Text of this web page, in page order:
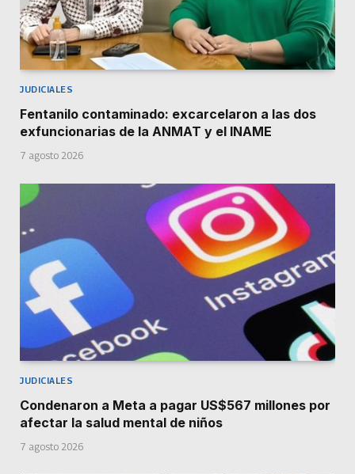
JUDICIALES
Fentanilo contaminado: excarcelaron a las dos
exfuncionarias de la ANMAT y el INAME
7 agosto 2026
JUDICIALES
Condenaron a Meta a pagar US$567 millones por
afectar la salud mental de niños
7 agosto 2026